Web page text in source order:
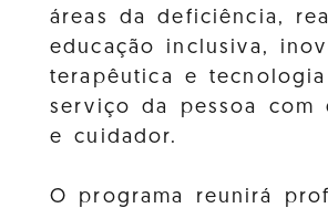
áreas da deficiência,
educação inclusiva,
terapêutica e
serviço da pessoa com
e cuidador.
O programa reunirá